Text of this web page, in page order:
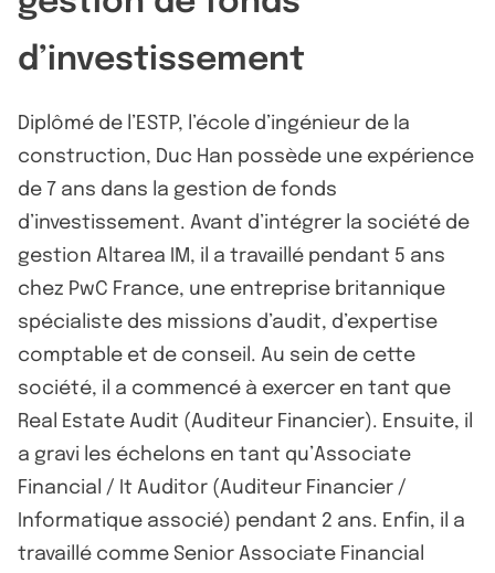
d’investissement
Diplômé de l’ESTP, l’école d’ingénieur de la
construction, Duc Han possède une expérience
de 7 ans dans la gestion de fonds
d’investissement. Avant d’intégrer la société de
gestion Altarea IM, il a travaillé pendant 5 ans
chez PwC France, une entreprise britannique
spécialiste des missions d’audit, d’expertise
comptable et de conseil. Au sein de cette
société, il a commencé à exercer en tant que
Real Estate Audit (Auditeur Financier). Ensuite, il
a gravi les échelons en tant qu’Associate
Financial / It Auditor (Auditeur Financier /
Informatique associé) pendant 2 ans. Enfin, il a
travaillé comme Senior Associate Financial